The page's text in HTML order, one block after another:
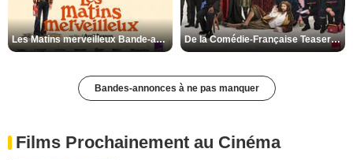
Les Matins merveilleux Bande-annonce VF De la Comédie-Française Teaser VF
Bandes-annonces à ne pas manquer
Films Prochainement au Cinéma